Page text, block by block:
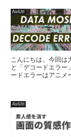
AviUtl
こんにちは。今回は
と「デコードエラー
ードエラーはアニメ
AviUtl